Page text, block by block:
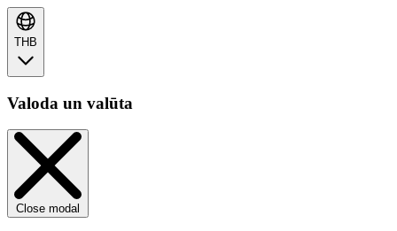
THB
Valoda un valūta
Close modal